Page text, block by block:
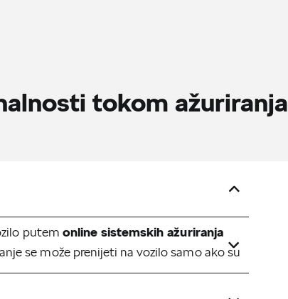
tokom ažuriranja
putem online sistemskih ažuriranja
se može prenijeti na vozilo samo ako su